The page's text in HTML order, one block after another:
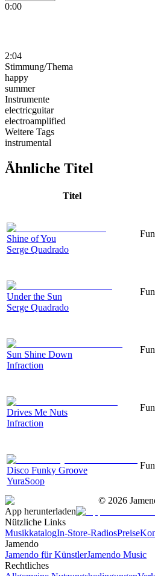
0:00
2:04
Stimmung/Thema
happy
summer
Instrumente
electricguitar
electroamplified
Weitere Tags
instrumental
Ähnliche Titel
Titel
Shine of You
Serge Quadrado
Under the Sun
Serge Quadrado
Sun Shine Down
Infraction
Drives Me Nuts
Infraction
Disco Funky Groove
YuraSoop
© 2026
App herunterladen
Nützliche Links
MusikkatalogIn-Store-RadiosPreise
Jamendo
Jamendo für KünstlerJamendo Music
Rechtliches